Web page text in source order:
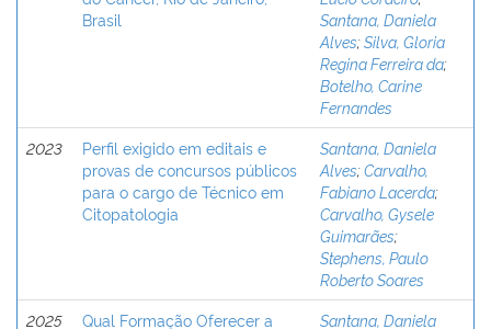
Brasil
Santana, Daniela
Alves;Silva, Gloria
Regina Ferreira da;
Botelho, Carine
Fernandes
2023
Perfil exigido em editais e
provas de concursos públicos
para o cargo de Técnico em
Citopatologia
Santana, Daniela
Alves;Carvalho,
Fabiano Lacerda;
Carvalho, Gysele
Guimarães;
Stephens, Paulo
Roberto Soares
2025
Qual Formação Oferecer a
Santana, Daniela